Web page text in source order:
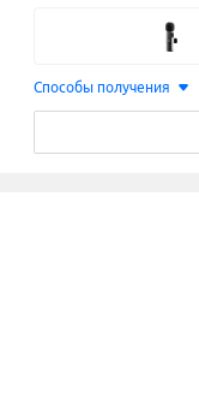
Способы получения